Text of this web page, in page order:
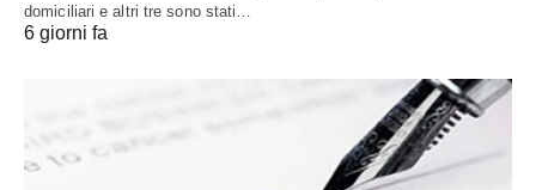
domiciliari e altri tre sono stati…
6 giorni fa